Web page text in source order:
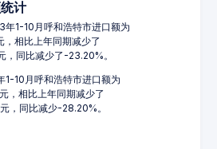
计
年1-10月呼和浩特市进口额为
相比上年同期减少了
同比减少了-23.20%。
1-10月呼和浩特市进口额为
，相比上年同期减少了
，同比减少-28.20%。